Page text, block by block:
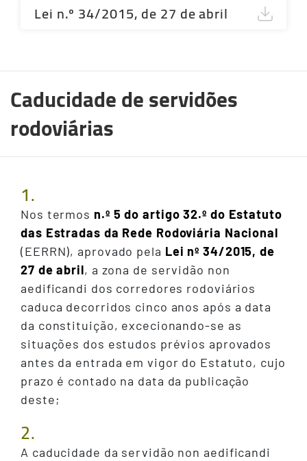
Conteudo
Lei n.º 34/2015, de 27 de abril
Caducidade de servidões
rodoviárias
1.
Nos termos n.º 5 do artigo 32.º do Estatuto
das Estradas da Rede Rodoviária Nacional
(EERRN), aprovado pela Lei nº 34/2015, de
27 de abril, a zona de servidão non
aedificandi dos corredores rodoviários
caduca decorridos cinco anos após a data
da constituição, excecionando-se as
situações dos estudos prévios aprovados
antes da entrada em vigor do Estatuto, cujo
prazo é contado na data da publicação
deste;
2.
A caducidade da servidão non aedificandi